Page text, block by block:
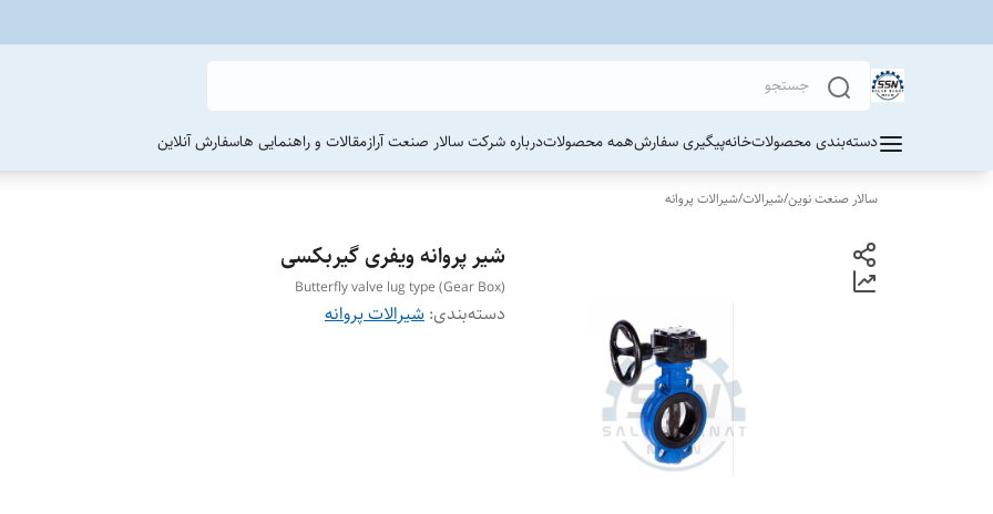
دسته‌بندی محصولاتخانهپیگیری سفارشهمه محصولاتدرباره شرکت سالار صنعت آرازمقالات و راهنمایی هاسفارش آنلاین
سالار صنعت نوین/شیرالات/شیرالات پروانه
شیر پروانه ویفری گیربکسی
Butterfly valve lug type (Gear Box)
دسته‌بندی: شیرالات پروانه